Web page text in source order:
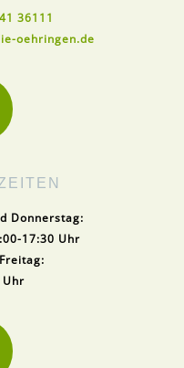
36111
oehringen.de
Donnerstag:
17:30 Uhr
Uhr